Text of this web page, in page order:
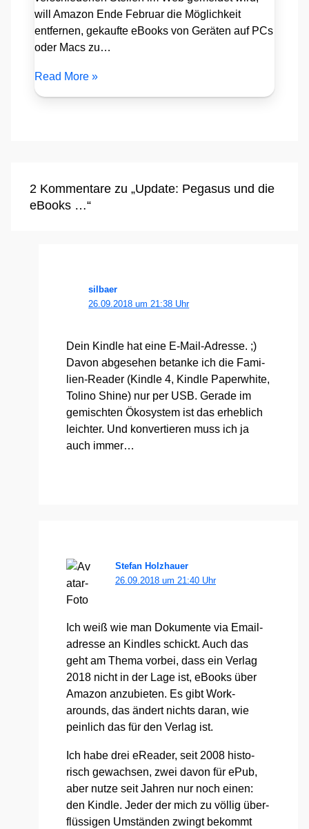
will Amazon Ende Februar die Möglichkeit
entfernen, gekaufte eBooks von Geräten auf PCs
oder Macs zu…
Read More »
2 Kommentare zu „Update: Pegasus und die
eBooks …“
silbaer
26.09.2018 um 21:38 Uhr
Dein Kind­le hat eine E‑Mail-Adres­se. ;)
Davon abge­se­hen betan­ke ich die Fami­
li­en-Rea­der (Kind­le 4, Kind­le Paper­white,
Toli­no Shi­ne) nur per USB. Gera­de im
gemisch­ten Öko­sys­tem ist das erheb­lich
leich­ter. Und kon­ver­tie­ren muss ich ja
auch immer…
Stefan Holzhauer
26.09.2018 um 21:40 Uhr
Ich weiß wie man Doku­men­te via Email­
adres­se an Kind­les schickt. Auch das
geht am The­ma vor­bei, dass ein Ver­lag
2018 nicht in der Lage ist, eBooks über
Ama­zon anzu­bie­ten. Es gibt Work­
arounds, das ändert nichts dar­an, wie
pein­lich das für den Ver­lag ist.
Ich habe drei eRea­der, seit 2008 his­to­
risch gewach­sen, zwei davon für ePub,
aber nut­ze seit Jah­ren nur noch einen:
den Kind­le. Jeder der mich zu völ­lig über­
flüs­si­gen Umstän­den zwingt bekommt